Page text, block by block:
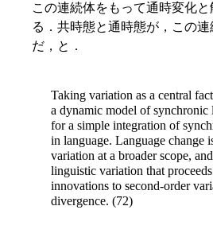
この連続体をもって通時変化
る．共時態と通時態が，この
だ，と．
Taking variation as a central
a dynamic model of synchronic
for a simple integration of
in language. Language change
variation at a broader scope,
linguistic variation that
innovations to second-order
divergence. (72)